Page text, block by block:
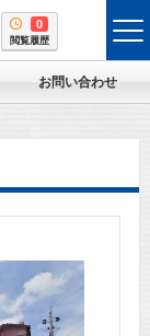
0
閲覧履歴
お問い合わせ